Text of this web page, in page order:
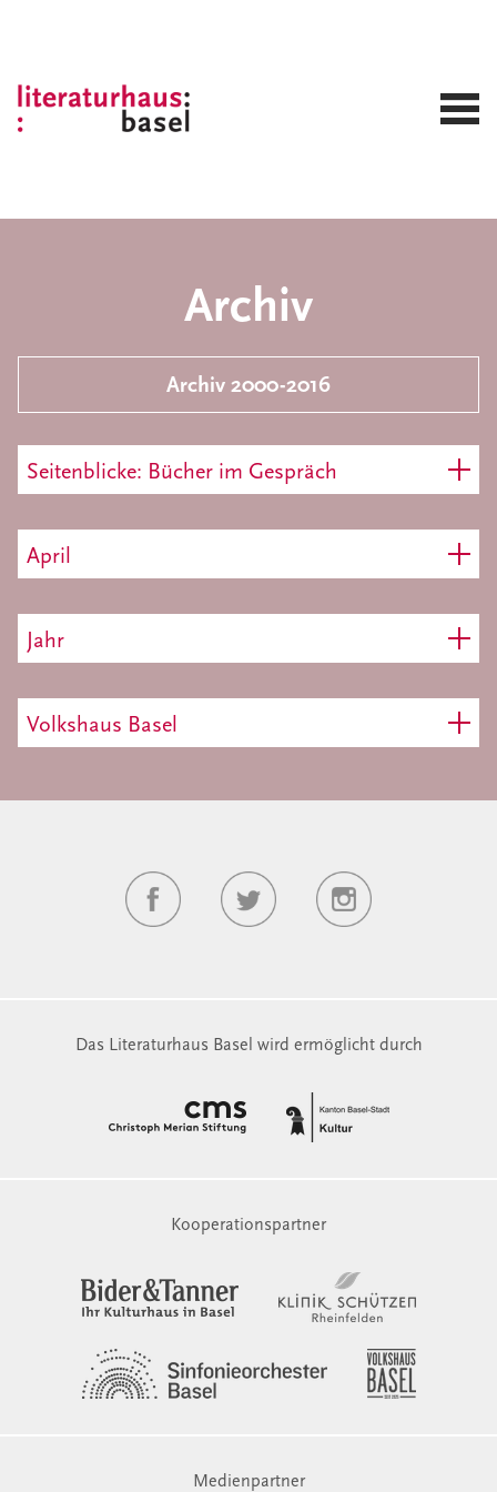
Archiv
Archiv 2000-2016
Seitenblicke: Bücher im Gespräch
April
Jahr
Volkshaus Basel
Das Literaturhaus Basel wird ermöglicht durch
Kooperationspartner
Medienpartner